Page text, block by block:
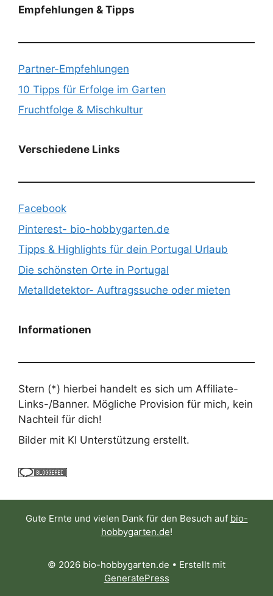
Empfehlungen & Tipps
Partner-Empfehlungen
10 Tipps für Erfolge im Garten
Fruchtfolge & Mischkultur
Verschiedene Links
Facebook
Pinterest- bio-hobbygarten.de
Tipps & Highlights für dein Portugal Urlaub
Die schönsten Orte in Portugal
Metalldetektor- Auftragssuche oder mieten
Informationen
Stern (*) hierbei handelt es sich um Affiliate-
Links-/Banner. Mögliche Provision für mich, kein
Nachteil für dich!
Bilder mit KI Unterstützung erstellt.
Gute Ernte und vielen Dank für den Besuch auf bio-
hobbygarten.de!
© 2026 bio-hobbygarten.de • Erstellt mit
GeneratePress